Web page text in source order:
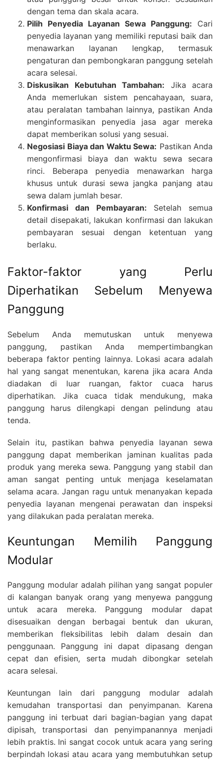
dengan tema dan skala acara.
Pilih Penyedia Layanan Sewa Panggung: Cari
penyedia layanan yang memiliki reputasi baik dan
menawarkan layanan lengkap, termasuk
pengaturan dan pembongkaran panggung setelah
acara selesai.
Diskusikan Kebutuhan Tambahan: Jika acara
Anda memerlukan sistem pencahayaan, suara,
atau peralatan tambahan lainnya, pastikan Anda
menginformasikan penyedia jasa agar mereka
dapat memberikan solusi yang sesuai.
Negosiasi Biaya dan Waktu Sewa: Pastikan Anda
mengonfirmasi biaya dan waktu sewa secara
rinci. Beberapa penyedia menawarkan harga
khusus untuk durasi sewa jangka panjang atau
sewa dalam jumlah besar.
Konfirmasi dan Pembayaran: Setelah semua
detail disepakati, lakukan konfirmasi dan lakukan
pembayaran sesuai dengan ketentuan yang
berlaku.
Faktor-faktor yang Perlu
Diperhatikan Sebelum Menyewa
Panggung
Sebelum Anda memutuskan untuk menyewa
panggung, pastikan Anda mempertimbangkan
beberapa faktor penting lainnya. Lokasi acara adalah
hal yang sangat menentukan, karena jika acara Anda
diadakan di luar ruangan, faktor cuaca harus
diperhatikan. Jika cuaca tidak mendukung, maka
panggung harus dilengkapi dengan pelindung atau
tenda.
Selain itu, pastikan bahwa penyedia layanan sewa
panggung dapat memberikan jaminan kualitas pada
produk yang mereka sewa. Panggung yang stabil dan
aman sangat penting untuk menjaga keselamatan
selama acara. Jangan ragu untuk menanyakan kepada
penyedia layanan mengenai perawatan dan inspeksi
yang dilakukan pada peralatan mereka.
Keuntungan Memilih Panggung
Modular
Panggung modular adalah pilihan yang sangat populer
di kalangan banyak orang yang menyewa panggung
untuk acara mereka. Panggung modular dapat
disesuaikan dengan berbagai bentuk dan ukuran,
memberikan fleksibilitas lebih dalam desain dan
penggunaan. Panggung ini dapat dipasang dengan
cepat dan efisien, serta mudah dibongkar setelah
acara selesai.
Keuntungan lain dari panggung modular adalah
kemudahan transportasi dan penyimpanan. Karena
panggung ini terbuat dari bagian-bagian yang dapat
dipisah, transportasi dan penyimpanannya menjadi
lebih praktis. Ini sangat cocok untuk acara yang sering
berpindah lokasi atau acara yang membutuhkan setup